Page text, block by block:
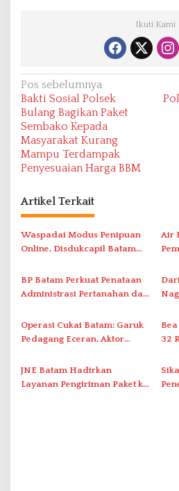
Ikuti Kami
N
a
v
i
g
s
i
p
s
Pos sebelumnya
Bakti Sosial Polsek
Bulang Bagikan Paket
Sembako Kepada
Masyarakat Kurang
Mampu Terdampak
Penyesuaian Harga BBM
Artikel Terkait
Waspadai Modus Penipuan
Online, Disdukcapil Batam
Tatap Muka
Air
BP Batam Perkuat Penataan
Administrasi Pertanahan dan
Operasi Cukai Batam: Garuk
Pedagang Eceran, Aktor
Tersentuh?
32
JNE Batam Hadirkan
Layanan Pengiriman Paket ke